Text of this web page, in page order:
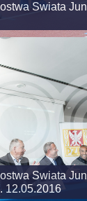
Swiata
Swiata
12.05.2016